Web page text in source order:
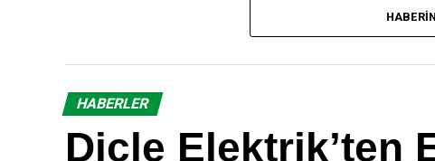
magnezyum oranı ve doğal bileşenleriyle yenilikçi
magnezyum değeri en yüksek maden suyu olarak fark
maden suyu hem de mineralli gazlı içecek kategorisinde
HABERLER
Dicle Elektrik’ten